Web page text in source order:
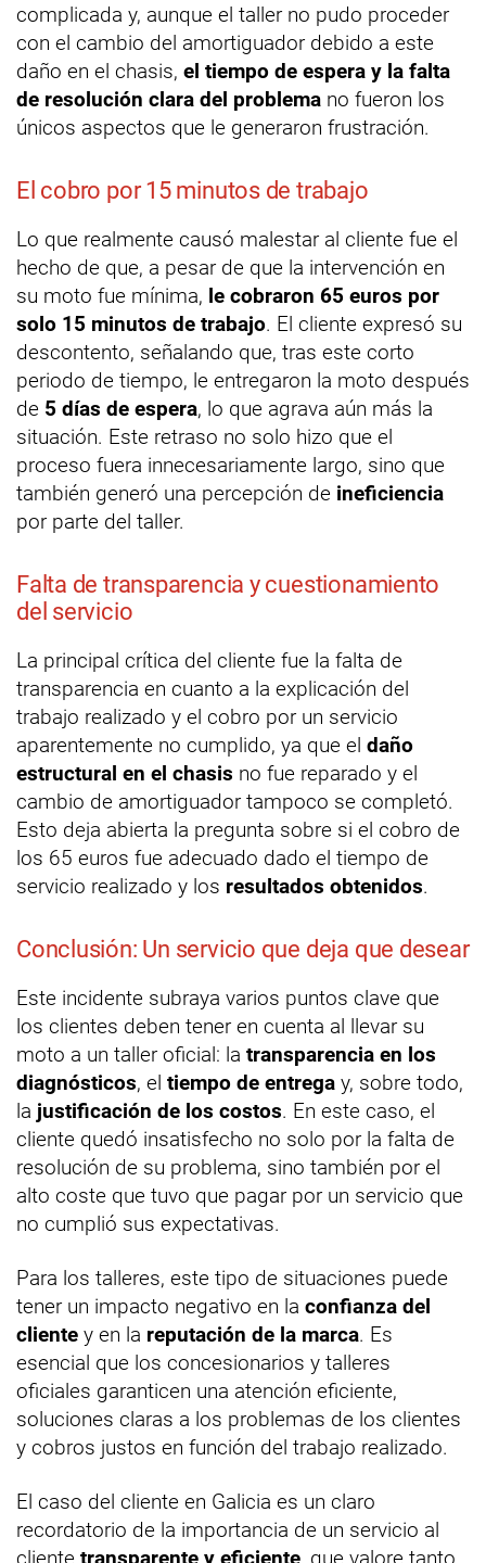
complicada y, aunque el taller no pudo proceder
con el cambio del amortiguador debido a este
daño en el chasis, el tiempo de espera y la falta
de resolución clara del problema no fueron los
únicos aspectos que le generaron frustración.
El cobro por 15 minutos de trabajo
Lo que realmente causó malestar al cliente fue el
hecho de que, a pesar de que la intervención en
su moto fue mínima, le cobraron 65 euros por
solo 15 minutos de trabajo. El cliente expresó su
descontento, señalando que, tras este corto
periodo de tiempo, le entregaron la moto después
de 5 días de espera, lo que agrava aún más la
situación. Este retraso no solo hizo que el
proceso fuera innecesariamente largo, sino que
también generó una percepción de ineficiencia
por parte del taller.
Falta de transparencia y cuestionamiento
del servicio
La principal crítica del cliente fue la falta de
transparencia en cuanto a la explicación del
trabajo realizado y el cobro por un servicio
aparentemente no cumplido, ya que el daño
estructural en el chasis no fue reparado y el
cambio de amortiguador tampoco se completó.
Esto deja abierta la pregunta sobre si el cobro de
los 65 euros fue adecuado dado el tiempo de
servicio realizado y los resultados obtenidos.
Conclusión: Un servicio que deja que desear
Este incidente subraya varios puntos clave que
los clientes deben tener en cuenta al llevar su
moto a un taller oficial: la transparencia en los
diagnósticos, el tiempo de entrega y, sobre todo,
la justificación de los costos. En este caso, el
cliente quedó insatisfecho no solo por la falta de
resolución de su problema, sino también por el
alto coste que tuvo que pagar por un servicio que
no cumplió sus expectativas.
Para los talleres, este tipo de situaciones puede
tener un impacto negativo en la confianza del
cliente y en la reputación de la marca. Es
esencial que los concesionarios y talleres
oficiales garanticen una atención eficiente,
soluciones claras a los problemas de los clientes
y cobros justos en función del trabajo realizado.
El caso del cliente en Galicia es un claro
recordatorio de la importancia de un servicio al
cliente transparente y eficiente , que valore tanto